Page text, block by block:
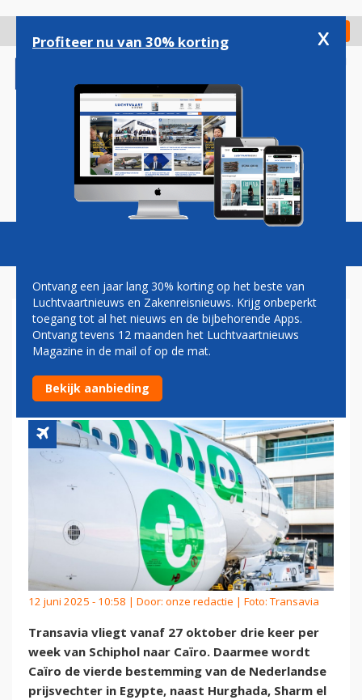
gaan
Check in
Magazine Podcasts Vacatures
TRANSAVIA START KOMENDE
WINTER ROUTE VAN
SCHIPHOL NAAR CAÏRO
12 juni 2025 - 10:58 | Door: onze redactie | Foto: Transavia
Transavia vliegt vanaf 27 oktober drie keer per
week van Schiphol naar Caïro. Daarmee wordt
Caïro de vierde bestemming van de Nederlandse
prijsvechter in Egypte, naast Hurghada, Sharm el
Profiteer nu van 30% korting x
Ontvang een jaar lang 30% korting op het beste van
Luchtvaartnieuws en Zakenreisnieuws. Krijg onbeperkt
toegang tot al het nieuws en de bijbehorende Apps.
Ontvang tevens 12 maanden het Luchtvaartnieuws
Magazine in de mail of op de mat.
Bekijk aanbieding